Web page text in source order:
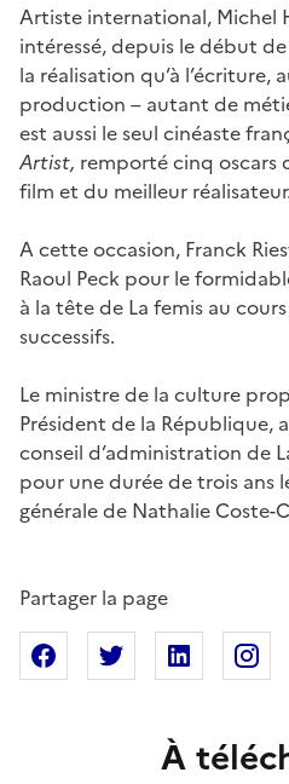
Artiste international, Michel
intéressé, depuis le début
la réalisation qu’à l’écriture,
production – autant de
est aussi le seul cinéaste
Artist, remporté cinq oscars
film et du meilleur réalisateur.
A cette occasion, Franck
Raoul Peck pour le
à la tête de La femis au
successifs.
Le ministre de la culture
Président de la République,
conseil d’administration de
pour une durée de trois ans
générale de Nathalie Coste-
Partager la page
Partager sur Facebook
Partager sur X
À